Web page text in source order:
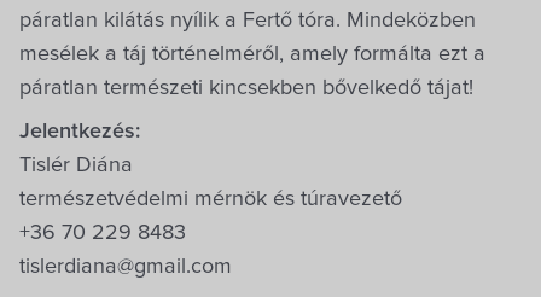
páratlan kilátás nyílik a Fertő tóra. Mindeközben
mesélek a táj történelméről, amely formálta ezt a
páratlan természeti kincsekben bővelkedő tájat!
Jelentkezés:
Tislér Diána
természetvédelmi mérnök és túravezető
+36 70 229 8483
tislerdiana@gmail.com